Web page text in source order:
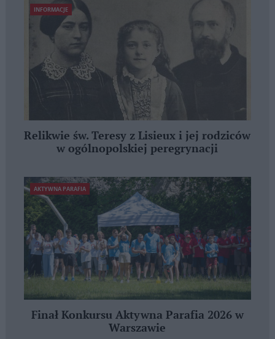
INFORMACJE
Relikwie św. Teresy z Lisieux i jej rodziców
w ogólnopolskiej peregrynacji
AKTYWNA PARAFIA
Finał Konkursu Aktywna Parafia 2026 w
Warszawie